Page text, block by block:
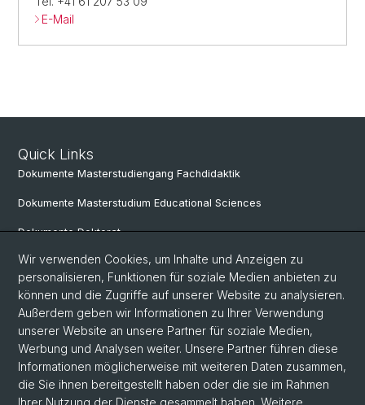
E-Mail
Quick Links
Dokumente Masterstudiengang Fachdidaktik
Dokumente Masterstudium Educational Sciences
Dokumente Doktorat
Social Media
LinkedIn
Instagram
Wir verwenden Cookies, um Inhalte und Anzeigen zu
personalisieren, Funktionen für soziale Medien anbieten zu
können und die Zugriffe auf unserer Website zu analysieren.
Außerdem geben wir Informationen zu Ihrer Verwendung
unserer Website an unsere Partner für soziale Medien,
Werbung und Analysen weiter. Unsere Partner führen diese
Informationen möglicherweise mit weiteren Daten zusammen,
die Sie ihnen bereitgestellt haben oder die sie im Rahmen
Ihrer Nutzung der Dienste gesammelt haben. Weitere